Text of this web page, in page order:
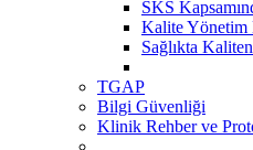
SKS
Kalite Yönetim
Sağlıkta
TGAP
Bilgi Güvenliği
Klinik Rehber ve